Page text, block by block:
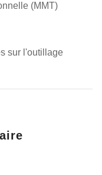
(MMT)
sur l'outillage